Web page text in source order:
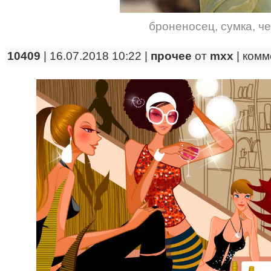
броненосец, сумка,
10409 | 16.07.2018 10:22 | прочее от mxx